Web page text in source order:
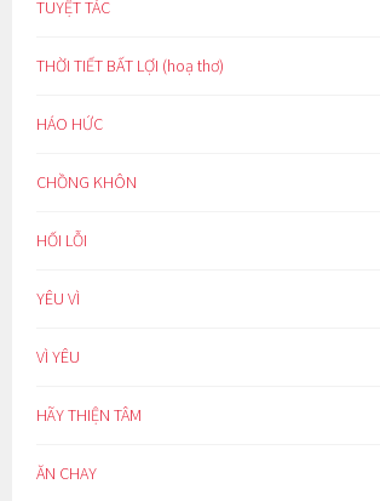
TUYỆT TÁC
THỜI TIẾT BẤT LỢI (hoạ thơ)
HÁO HỨC
CHỒNG KHÔN
HỐI LỖI
YÊU VÌ
VÌ YÊU
HÃY THIỆN TÂM
ĂN CHAY